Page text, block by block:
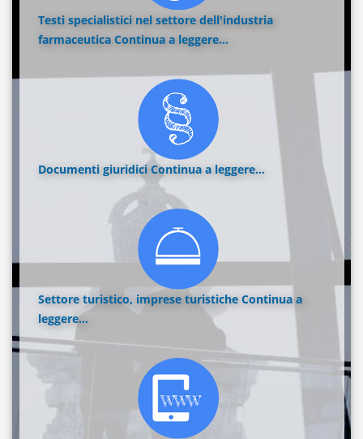
Testi specialistici nel settore dell'industria
farmaceutica Continua a leggere...
Documenti giuridici Continua a leggere...
Settore turistico, imprese turistiche Continua a
leggere...